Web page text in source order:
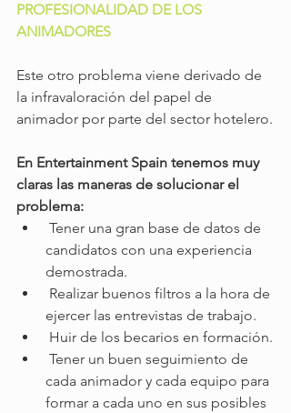
PROFESIONALIDAD DE LOS
ANIMADORES
Este otro problema viene derivado de
la infravaloración del papel de
animador por parte del sector hotelero.
En Entertainment Spain tenemos muy
claras las maneras de solucionar el
problema:
candidatos con una experiencia
demostrada.
ejercer las entrevistas de trabajo.
Huir de los becarios en formación.
cada animador y cada equipo para
formar a cada uno en sus posibles